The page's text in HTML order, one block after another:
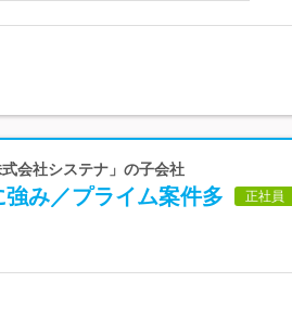
会社システナ」の子会社
強み／プライム案件多 正社員